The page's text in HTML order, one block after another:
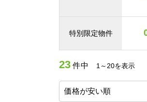
特別限定物件
23 件中 1～20を表示